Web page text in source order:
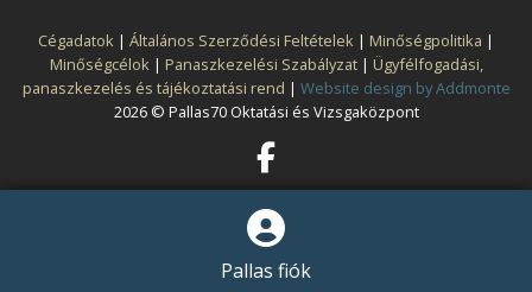
Pallas fiók
Cégadatok | Általános Szerződési Feltételek | Minőségpolitika |
Minőségcélok| Panaszkezelési Szabályzat| Ügyfélfogadási,
panaszkezelés és tájékoztatási rend | Website design by Addmonte
2026 © Pallas70 Oktatási és Vizsgaközpont